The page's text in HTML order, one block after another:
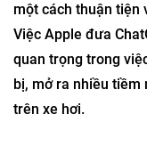
một cách thuận tiện
Việc Apple đưa
quan trọng trong
bị, mở ra nhiều tiềm
trên xe hơi.